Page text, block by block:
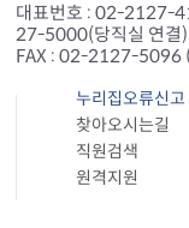
대표번호 : 02-2127-
27-5000(당직실 연
FAX : 02-2127-5096
누리집오류신고
찾아오시는길
직원검색
원격지원